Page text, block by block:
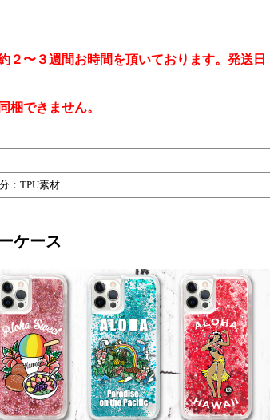
〜３週間お時間を頂いております。発送日
梱できません。
：TPU素材
ケース